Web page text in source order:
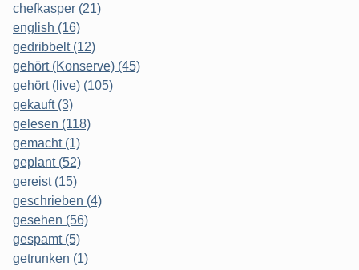
chefkasper (21)
english (16)
gedribbelt (12)
gehört (Konserve) (45)
gehört (live) (105)
gekauft (3)
gelesen (118)
gemacht (1)
geplant (52)
gereist (15)
geschrieben (4)
gesehen (56)
gespamt (5)
getrunken (1)